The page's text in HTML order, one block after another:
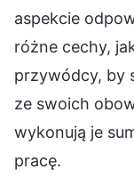
aspekcie
różne cechy,
przywódcy, by
ze swoich
wykonują je
pracę.